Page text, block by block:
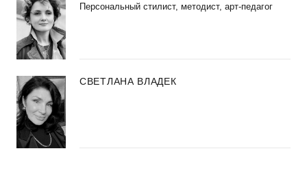
Персональный стилист, методист, арт-педагог
СВЕТЛАНА ВЛАДЕК